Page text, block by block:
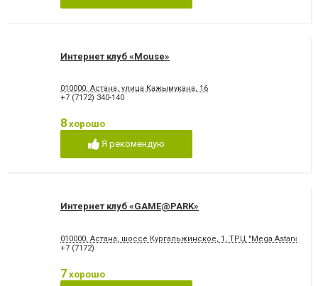
Интернет клуб «Mouse»
010000, Астана, улица Кажымукана, 16
+7 (7172) 340-140
8 хорошо
Я рекомендую
Интернет клуб «GAME@PARK»
010000, Астана, шоссе Кургальжинское, 1, ТРЦ "Mega Astana", 2
+7 (7172)
7 хорошо